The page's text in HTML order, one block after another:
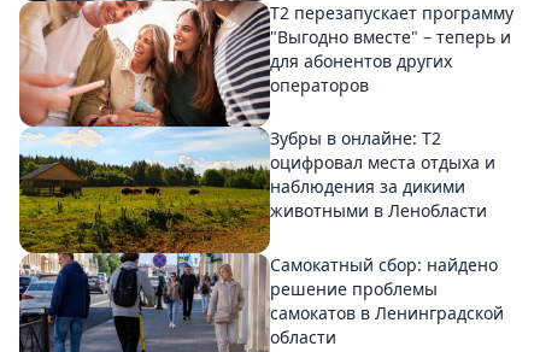
Т2 перезапускает программу
"Выгодно вместе" – теперь и
для абонентов других
операторов
Зубры в онлайне: Т2
оцифровал места отдыха и
наблюдения за дикими
животными в Ленобласти
Самокатный сбор: найдено
решение проблемы
самокатов в Ленинградской
области